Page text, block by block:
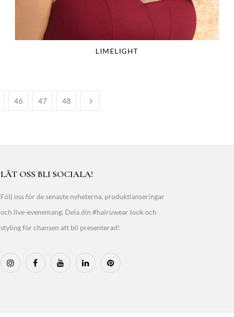
LIMELIGHT
46 47 48
LÅT OSS BLI SOCIALA!
Följ oss för de senaste nyheterna, produktlanseringar
och live-evenemang. Dela din #hairuwear look och
styling för chansen att bli presenterad!